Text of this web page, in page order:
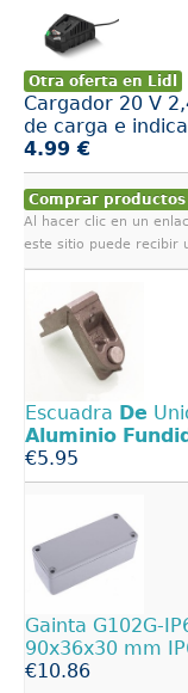
Otra oferta en Lidl
Cargador 20 V
de carga e
4.99 €
Comprar
Al hacer clic en un
este sitio puede recibir
Escuadra De
Aluminio
€5.95
Gainta G102G-
90x36x30 mm
€10.86